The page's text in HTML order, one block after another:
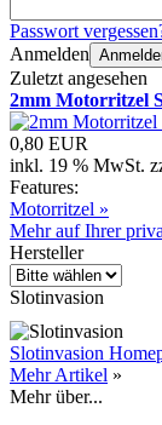
Passwort
Anmelden
Zuletzt angesehen
2mm Motorritzel
0,80 EUR
inkl. 19 % MwSt.
Features:
Motorritzel »
Mehr auf Ihrer
Hersteller
Slotinvasion
Slotinvasion
Mehr Artikel »
Mehr über...